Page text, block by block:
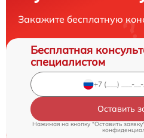
Закажите бесплатную
Бесплатная
специалистом
Оставить
Нажимая на кнопку "Оставить